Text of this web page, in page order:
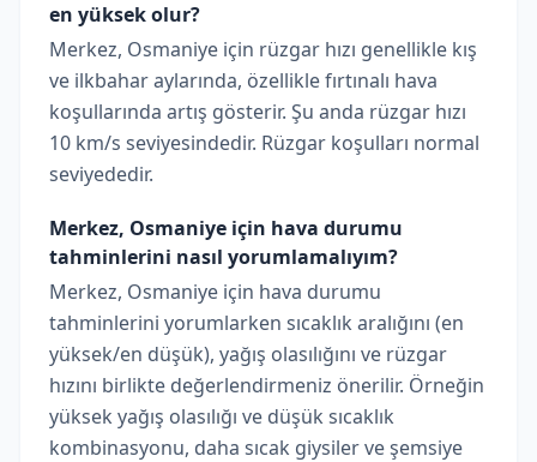
en yüksek olur?
Merkez, Osmaniye için rüzgar hızı genellikle kış
ve ilkbahar aylarında, özellikle fırtınalı hava
koşullarında artış gösterir. Şu anda rüzgar hızı
10 km/s seviyesindedir. Rüzgar koşulları normal
seviyededir.
Merkez, Osmaniye için hava durumu
tahminlerini nasıl yorumlamalıyım?
Merkez, Osmaniye için hava durumu
tahminlerini yorumlarken sıcaklık aralığını (en
yüksek/en düşük), yağış olasılığını ve rüzgar
hızını birlikte değerlendirmeniz önerilir. Örneğin
yüksek yağış olasılığı ve düşük sıcaklık
kombinasyonu, daha sıcak giysiler ve şemsiye